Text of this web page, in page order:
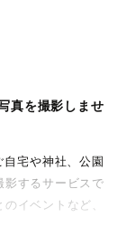
真を撮影しませ
宅や神社、公園
影するサービスで
イベントなど、